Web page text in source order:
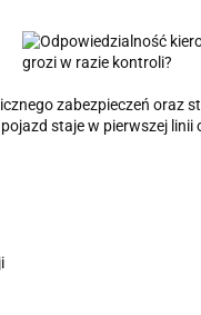
zabezpieczeń oraz
staje w pierwszej linii